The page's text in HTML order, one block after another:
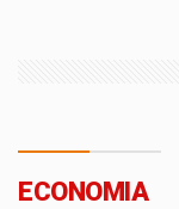
ECONOMIA